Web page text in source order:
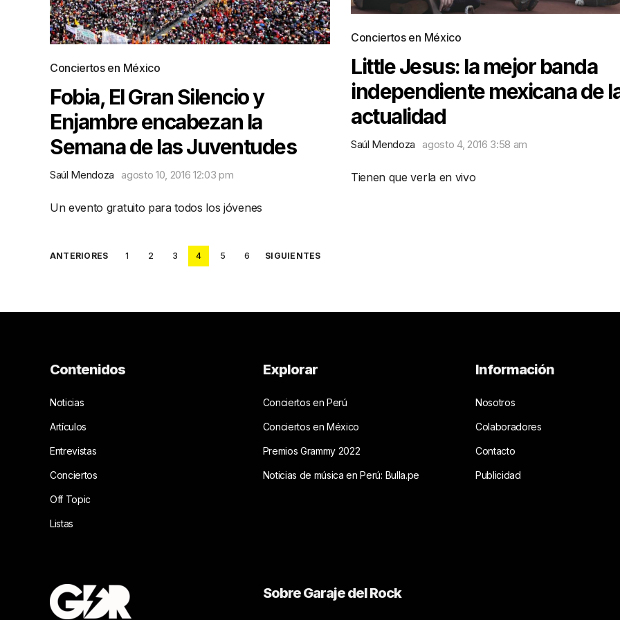
Conciertos en México
Fobia, El Gran Silencio y
Enjambre encabezan la
Semana de las Juventudes
Saúl Mendoza agosto 10, 2016 12:03 pm
Un evento gratuito para todos los jóvenes
Conciertos en México
Little Jesus: la mejor banda
independiente mexicana de
actualidad
Saúl Mendoza agosto 4, 2016 3:58 am
Tienen que verla en vivo
Posts
ANTERIORES 1 2 3 4 5 6 SIGUIENTES
Contenidos
Noticias
Artículos
Entrevistas
Conciertos
Off Topic
Listas
Explorar
Conciertos en Perú
Conciertos en México
Premios Grammy 2022
Noticias de música en Perú: Bulla.pe
Información
Nosotros
Colaboradores
Contacto
Publicidad
Sobre Garaje del Rock